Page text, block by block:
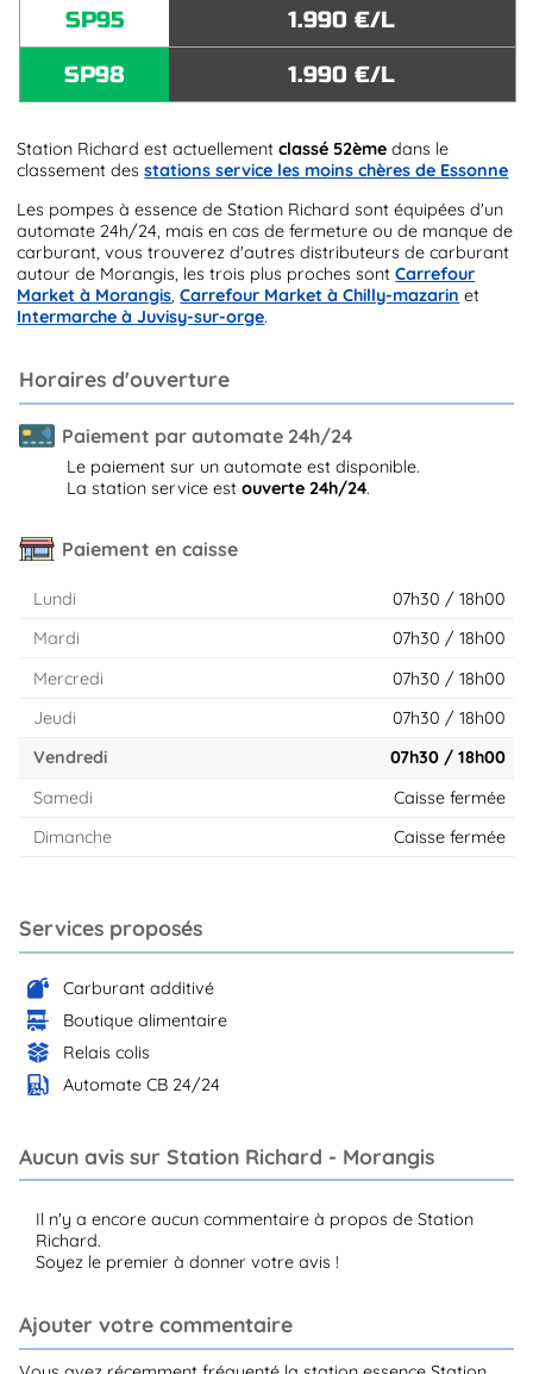
SP95
1.990 €/L
SP98
1.990 €/L
Station Richard est actuellementclassé 52ème dans le
classement desstations service les moins chères de Essonne
Les pompes à essence de Station Richard sont équipées d'un
automate 24h/24, mais en cas de fermeture ou de manque de
carburant, vous trouverez d'autres distributeurs de carburant
autour de Morangis, les trois plus proches sontCarrefour
Market à Morangis,Carrefour Market à Chilly-mazarin et
Intermarche à Juvisy-sur-orge.
Horaires d'ouverture
Paiement par automate 24h/24
Le paiement sur un automate est disponible.
La station service est ouverte 24h/24.
Paiement en caisse
Lundi
07h30 / 18h00
Mardi
07h30 / 18h00
Mercredi
07h30 / 18h00
Jeudi
07h30 / 18h00
Vendredi
07h30 / 18h00
Samedi
Caisse fermée
Dimanche
Caisse fermée
Services proposés
Carburant additivé
Boutique alimentaire
Relais colis
Automate CB 24/24
Aucun avis sur Station Richard - Morangis
Il n'y a encore aucun commentaire à propos de Station
Richard.
Soyez le premier à donner votre avis !
Ajouter votre commentaire